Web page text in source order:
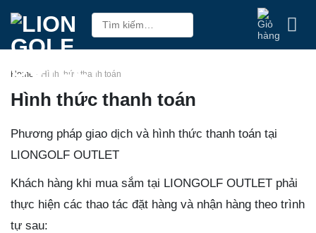
Skip
content
Tìm
kiếm:
Home - Hình thức thanh toán
Hình thức thanh toán
Phương pháp giao dịch và hình thức thanh toán tại
LIONGOLF OUTLET
Khách hàng khi mua sắm tại LIONGOLF OUTLET phải
thực hiện các thao tác đặt hàng và nhận hàng theo trình
tự sau: